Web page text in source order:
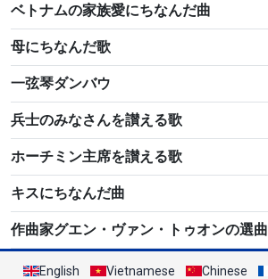
ベトナムの家族愛にちなんだ曲
母にちなんだ歌
一弦琴ダンバウ
兵士のみなさんを讃える歌
ホーチミン主席を讃える歌
キスにちなんだ曲
作曲家グエン・ヴァン・トゥオンの選曲
English Vietnamese Chinese